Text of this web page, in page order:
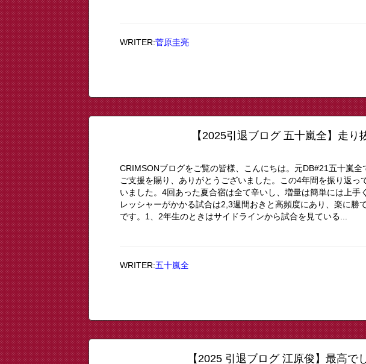
WRITER:菅原圭亮
【2025引退ブログ 五十嵐全】走り
CRIMSONブログをご覧の皆様、こんにちは。元DB#21五十嵐全
ご支援を賜り、ありがとうございました。この4年間を振り返っ
いました。4回あった夏合宿は全て辛いし、増量は簡単には上手
レッシャーがかかる試合は2,3週間おきと高頻度にあり、楽に勝
です。1、2年生のときはサイドラインから試合を見ている...
WRITER:五十嵐全
【2025 引退ブログ 江原俊】最高で